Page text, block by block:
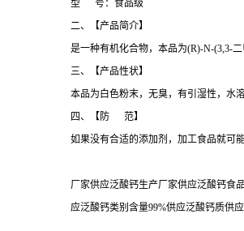
型 号：食品级
二、【产品简介】
是一种有机化合物，本品为(R)-N-(3,3-
三、【产品性状】
本品为白色粉末，无臭，有引湿性，水
四、【防 范】
如果没有合适的添加剂，加工食品就可
厂家供应泛酸钙生产厂家供应泛酸钙食
应泛酸钙类别含量99%供应泛酸钙质供